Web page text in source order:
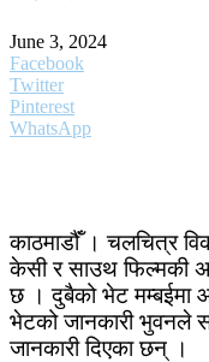
June 3, 2024
Facebook
Twitter
Pinterest
WhatsApp
काठमाडौंँ । चलचित्र
केसी र साउथ फिल्मकी
छ । दुबैको भेट मम्बईमा
भेटको जानकारी भुवनले
जानकारी दिएका छन् ।